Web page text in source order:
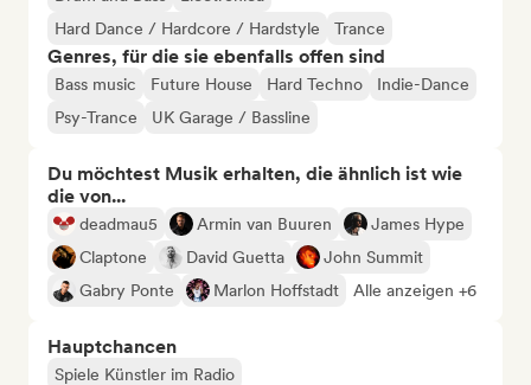
Hard Dance / Hardcore / Hardstyle
Trance
Genres, für die sie ebenfalls offen sind
Bass music Future House Hard Techno
Indie-Dance
Psy-Trance
UK Garage / Bassline
Du möchtest Musik erhalten, die ähnlich ist wie
die von...
deadmau5 Armin van Buuren
James Hype
Claptone
David Guetta
John Summit
Gabry Ponte
Marlon Hoffstadt Alle anzeigen +6
Hauptchancen
Spiele Künstler im Radio